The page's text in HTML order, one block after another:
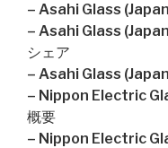
– Asahi Glass
– Asahi Glass
シェア
– Asahi Glass
– Nippon Electric
概要
– Nippon Electric